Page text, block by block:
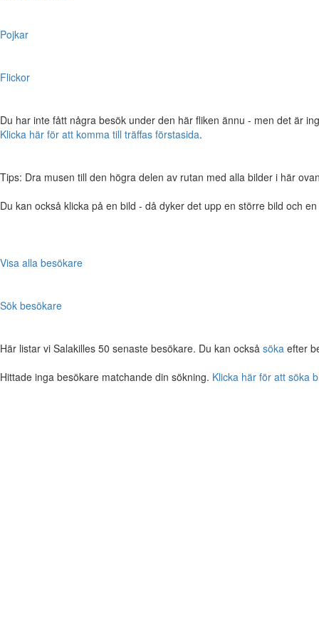
Pojkar
Flickor
Du har inte fått några besök under den här fliken ännu - men det är
Klicka här för att komma till träffas förstasida.
Tips: Dra musen till den högra delen av rutan med alla bilder i här
Du kan också klicka på en bild - då dyker det upp en större bild och
Visa alla besökare
Sök besökare
Här listar vi Salakilles 50 senaste besökare. Du kan också söka efter
Hittade inga besökare matchande din sökning. Klicka här för att söka